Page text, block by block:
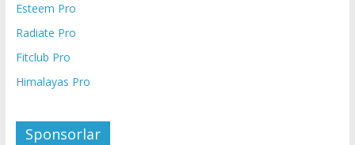
Esteem Pro
Radiate Pro
Fitclub Pro
Himalayas Pro
Sponsorlar